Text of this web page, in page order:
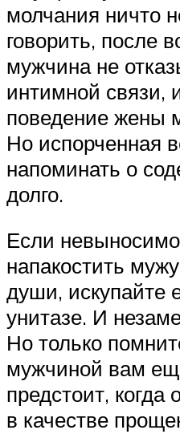
молчания ничто
говорить, после
мужчина не
интимной связи,
поведение жены
Но испорченная
напоминать о
долго.
Если невыносимо
напакостить
души, искупайте
унитазе. И
Но только
мужчиной вам
предстоит, когда
в качестве